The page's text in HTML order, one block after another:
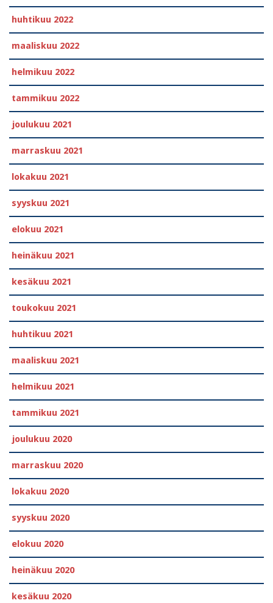
huhtikuu 2022
maaliskuu 2022
helmikuu 2022
tammikuu 2022
joulukuu 2021
marraskuu 2021
lokakuu 2021
syyskuu 2021
elokuu 2021
heinäkuu 2021
kesäkuu 2021
toukokuu 2021
huhtikuu 2021
maaliskuu 2021
helmikuu 2021
tammikuu 2021
joulukuu 2020
marraskuu 2020
lokakuu 2020
syyskuu 2020
elokuu 2020
heinäkuu 2020
kesäkuu 2020